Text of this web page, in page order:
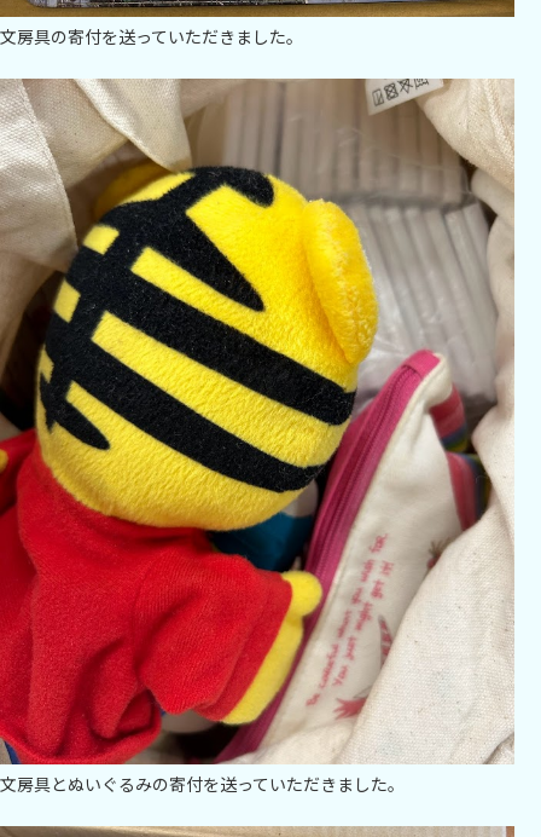
文房具の寄付を送っていただきました。
文房具とぬいぐるみの寄付を送っていただきました。